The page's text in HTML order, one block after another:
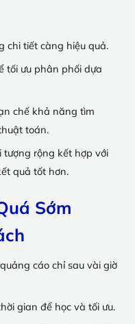
chi tiết càng hiệu quả.
tối ưu phân phối dựa
chế khả năng tìm
toán.
tượng rộng kết hợp với
quả tốt hơn.
Sớm
cáo chỉ sau vài giờ
gian để học và tối ưu.